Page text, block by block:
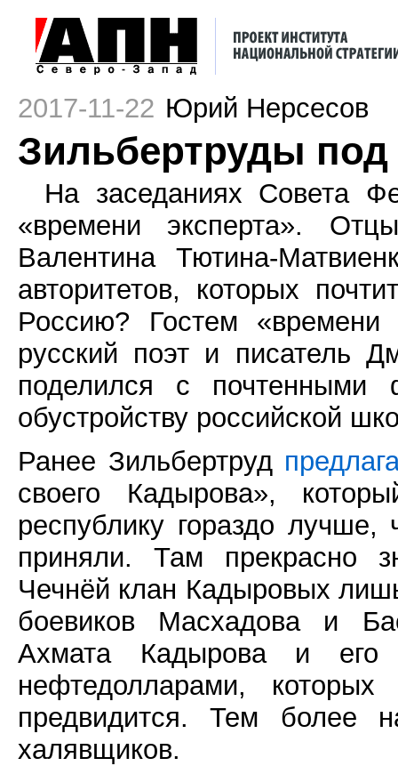
2017-11-22 Юрий Нерсесов
Зильбертруды
На заседаниях Совета
«времени эксперта».
Валентина Тютина-
авторитетов, которых
Россию? Гостем «времени
русский поэт и писатель
поделился с
обустройству российской
Ранее Зильбертруд
своего Кадырова»,
республику гораздо
приняли. Там прекрасно
Чечнёй клан Кадыровых
боевиков Масхадова и
Ахмата Кадырова и его
нефтедолларами,
предвидится. Тем более
халявщиков.